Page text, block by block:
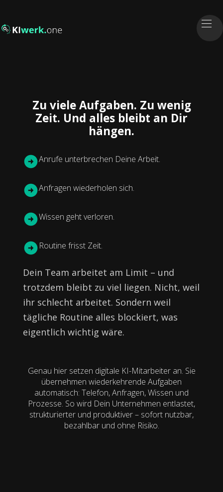
Zu viele Aufgaben. Zu wenig
Zeit. Und alles bleibt an Dir
hängen.
Anrufe unterbrechen Deine Arbeit.
Anfragen wiederholen sich.
Wissen geht verloren.
Routine frisst Zeit.
Dein Team arbeitet am Limit – und
trotzdem bleibt zu viel liegen. Nicht, weil
ihr schlecht arbeitet. Sondern weil
tägliche Routine alles blockiert, was
eigentlich wichtig wäre.
Genau hier setzen digitale KI-Mitarbeiter an. Sie
übernehmen wiederkehrende Aufgaben
automatisch: Telefon, Anfragen, Wissen und
Prozesse. So wird Dein Unternehmen entlastet,
strukturierter und produktiver – sofort nutzbar,
bezahlbar und ohne Risiko.